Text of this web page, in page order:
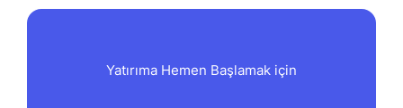
Yatırıma Hemen Başlamak için